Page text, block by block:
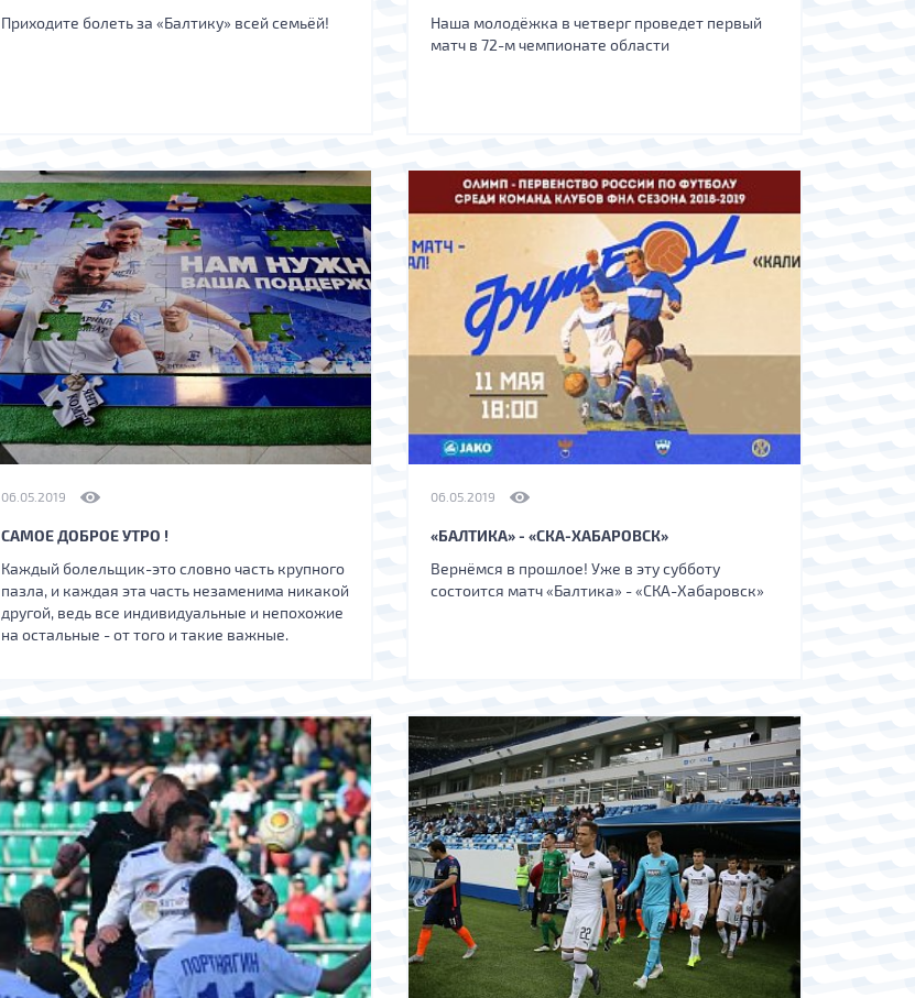
Приходите болеть за «Балтику» всей семьёй!
Наша молодёжка в четверг проведет первый
матч в 72-м чемпионате области
06.05.2019
САМОЕ ДОБРОЕ УТРО !
Каждый болельщик-это словно часть крупного
пазла, и каждая эта часть незаменима никакой
другой, ведь все индивидуальные и непохожие
на остальные - от того и такие важные.
06.05.2019
«БАЛТИКА» - «СКА-ХАБАРОВСК»
Вернёмся в прошлое! Уже в эту субботу
состоится матч «Балтика» - «СКА-Хабаровск»